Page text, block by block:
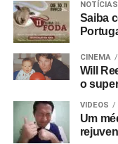
Foto: Reprodução
The Panik na última
escuro e a filmagem
lado. Aí o Rob me
uma banda nova
queria ir vê-los no
Fui vê-los no antigo
absolutamente
com eles naquele
NOTÍCIAS
Saiba
CINEMA
Will
o
VIDEOS
Um